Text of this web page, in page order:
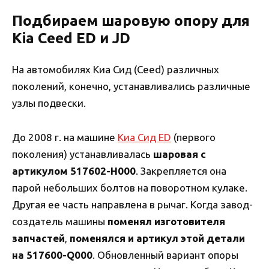
Подбираем шаровую опору для
Kia Ceed ED и JD
На автомобилях Киа Сид (Ceed) различных
поколений, конечно, устанавливались различные
узлы подвески.
До 2008 г. на машине Киа Сид ED (первого
поколения) устанавливалась шаровая с
артикулом 517602-H000. Закрепляется она
парой небольших болтов на поворотном кулаке.
Другая ее часть направлена в рычаг. Когда завод-
создатель машины поменял изготовителя
запчастей, поменялся и артикул этой детали
на 517600-Q000. Обновленный вариант опоры